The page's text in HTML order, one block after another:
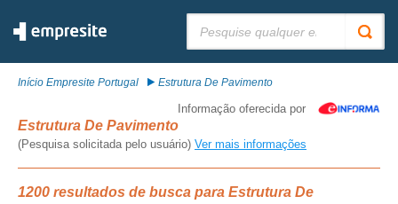
Início Empresite Portugal Estrutura De Pavimento
Informação oferecida por
Estrutura De Pavimento
(Pesquisa solicitada pelo usuário) Ver mais informações
1200 resultados de busca para Estrutura De